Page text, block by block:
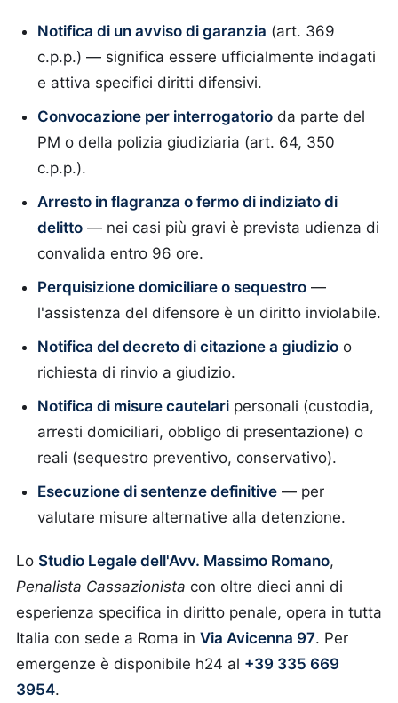
Notifica di un avviso di garanzia (art. 369
c.p.p.) — significa essere ufficialmente indagati
e attiva specifici diritti difensivi.
Convocazione per interrogatorio da parte del
PM o della polizia giudiziaria (art. 64, 350
c.p.p.).
Arresto in flagranza o fermo di indiziato di
delitto — nei casi più gravi è prevista udienza di
convalida entro 96 ore.
Perquisizione domiciliare o sequestro —
l'assistenza del difensore è un diritto inviolabile.
Notifica del decreto di citazione a giudizio o
richiesta di rinvio a giudizio.
Notifica di misure cautelari personali (custodia,
arresti domiciliari, obbligo di presentazione) o
reali (sequestro preventivo, conservativo).
Esecuzione di sentenze definitive — per
valutare misure alternative alla detenzione.
Lo Studio Legale dell'Avv. Massimo Romano,
Penalista Cassazionista con oltre dieci anni di
esperienza specifica in diritto penale, opera in tutta
Italia con sede a Roma in Via Avicenna 97. Per
emergenze è disponibile h24 al +39 335 669
3954.